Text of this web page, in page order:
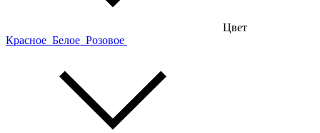
Цвет
Красное Белое Розовое